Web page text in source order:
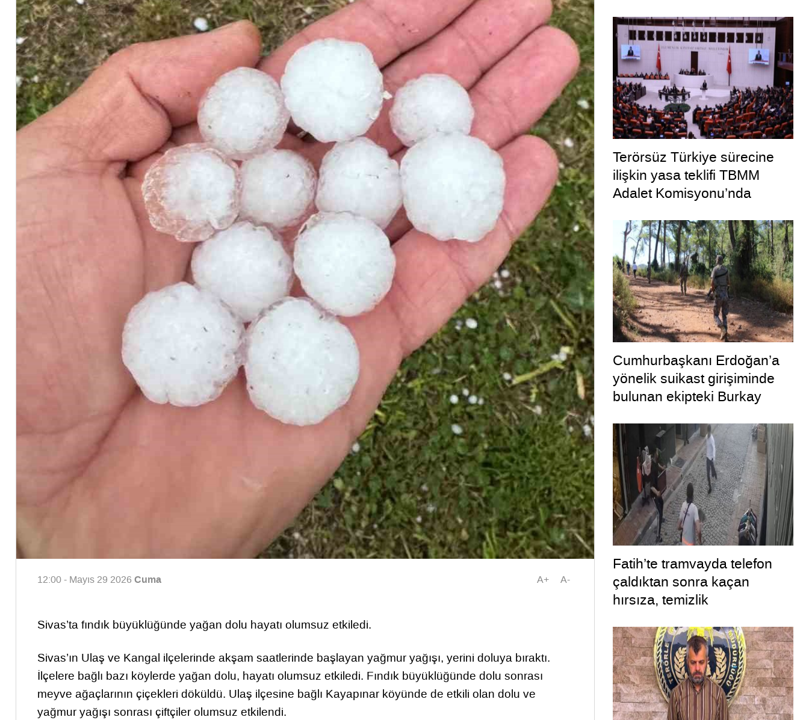
12:00 - Mayıs 29 2026 Cuma A+ A-
Sivas’ta fındık büyüklüğünde yağan dolu hayatı olumsuz etkiledi.
Sivas’ın Ulaş ve Kangal ilçelerinde akşam saatlerinde başlayan yağmur yağışı, yerini doluya bıraktı.
İlçelere bağlı bazı köylerde yağan dolu, hayatı olumsuz etkiledi. Fındık büyüklüğünde dolu sonrası
meyve ağaçlarının çiçekleri döküldü. Ulaş ilçesine bağlı Kayapınar köyünde de etkili olan dolu ve
yağmur yağışı sonrası çiftçiler olumsuz etkilendi.
Terörsüz Türkiye sürecine
ilişkin yasa teklifi TBMM
Adalet Komisyonu’nda
Cumhurbaşkanı Erdoğan’a
yönelik suikast girişiminde
bulunan ekipteki Burkay
Fatih’te tramvayda telefon
çaldıktan sonra kaçan
hırsıza, temizlik
müdahale kamerada